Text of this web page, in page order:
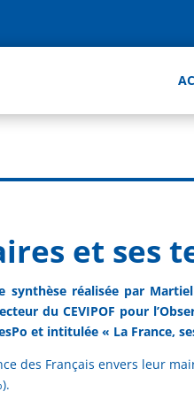
et ses
synthèse réalisée par Martiel
du CEVIPOF pour
et intitulée « La France,
des Français envers leur